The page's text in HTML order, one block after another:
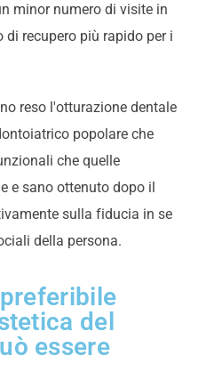
minor numero di visite in
di recupero più rapido per i
reso l'otturazione dentale
popolare che
che quelle
e sano ottenuto dopo il
sulla fiducia in se
della persona.
del
essere